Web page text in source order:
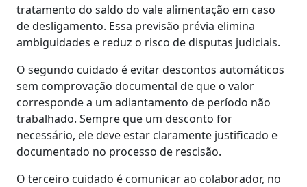
tratamento do saldo do vale alimentação em caso
de desligamento. Essa previsão prévia elimina
ambiguidades e reduz o risco de disputas judiciais.
O segundo cuidado é evitar descontos automáticos
sem comprovação documental de que o valor
corresponde a um adiantamento de período não
trabalhado. Sempre que um desconto for
necessário, ele deve estar claramente justificado e
documentado no processo de rescisão.
O terceiro cuidado é comunicar ao colaborador, no